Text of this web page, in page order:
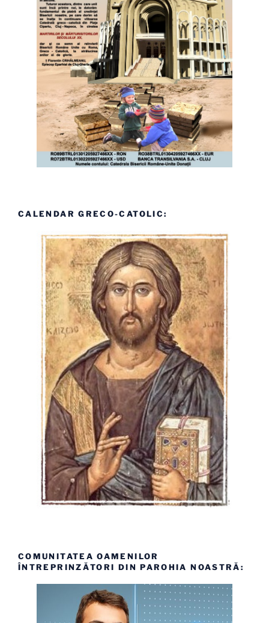
CALENDAR GRECO-CATOLIC:
COMUNITATEA OAMENILOR
ÎNTREPRINZĂTORI DIN PAROHIA NOASTRĂ: